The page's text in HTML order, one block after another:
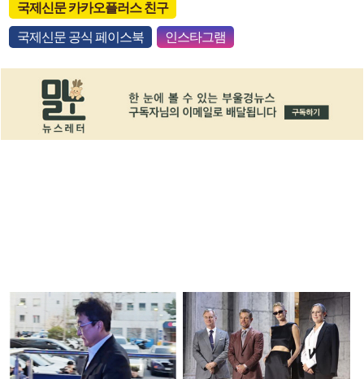
국제신문 카카오플러스 친구
국제신문 공식 페이스북 인스타그램